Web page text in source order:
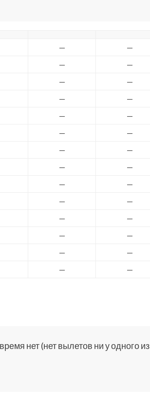
—
—
—
—
—
—
—
—
—
—
—
—
—
—
—
—
—
—
—
—
—
—
—
—
—
—
— —
нет (нет вылетов ни у одного из